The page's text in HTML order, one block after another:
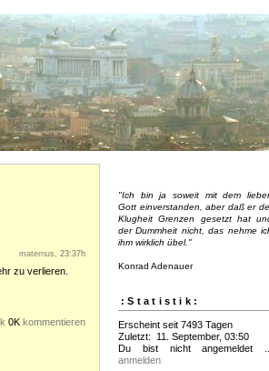
maternus, 23:37h
zu verlieren.
0K kommentieren
"Ich bin ja soweit mit dem
Gott einverstanden, aber daß er
Klugheit Grenzen gesetzt hat
der Dummheit nicht, das nehme
ihm wirklich übel."
Konrad Adenauer
:Statistik:
Erscheint seit 7493 Tagen
Zuletzt: 11. September, 03:50
Du bist nicht angemeldet ...
anmelden